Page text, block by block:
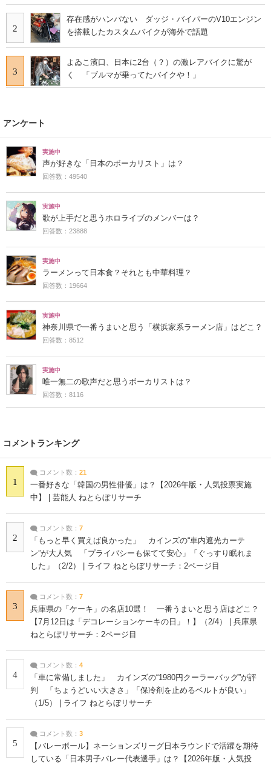
2
存在感がハンパない ダッジ・バイパーのV10エンジン
を搭載したカスタムバイクが海外で話題
3
よゐこ濱口、日本に2台（？）の激レアバイクに驚が
く 「ブルマが乗ってたバイクや！」
アンケート
実施中
声が好きな「日本のボーカリスト」は？
回答数：49540
実施中
歌が上手だと思うホロライブのメンバーは？
回答数：23888
実施中
ラーメンって日本食？それとも中華料理？
回答数：19664
実施中
神奈川県で一番うまいと思う「横浜家系ラーメン店」はどこ？
回答数：8512
実施中
唯一無二の歌声だと思うボーカリストは？
回答数：8116
コメントランキング
1
コメント数： 21
一番好きな「韓国の男性俳優」は？【2026年版・人気投票実施
中】 | 芸能人 ねとらぼリサーチ
2
コメント数： 7
「もっと早く買えば良かった」 カインズの“車内遮光カーテ
ン”が大人気 「プライバシーも保てて安心」「ぐっすり眠れま
した」（2/2） | ライフ ねとらぼリサーチ：2ページ目
3
コメント数： 7
兵庫県の「ケーキ」の名店10選！ 一番うまいと思う店はどこ？
【7月12日は「デコレーションケーキの日」！】（2/4） | 兵庫県
ねとらぼリサーチ：2ページ目
4
コメント数： 4
「車に常備しました」 カインズの“1980円クーラーバッグ”が評
判 「ちょうどいい大きさ」「保冷剤を止めるベルトが良い」
（1/5） | ライフ ねとらぼリサーチ
5
コメント数： 3
【バレーボール】ネーションズリーグ日本ラウンドで活躍を期待
している「日本男子バレー代表選手」は？【2026年版・人気投